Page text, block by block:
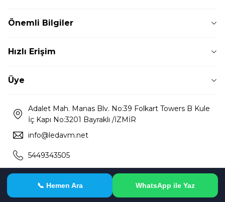
📞 Hemen Ara WhatsApp ile Yaz
Önemli Bilgiler
Hızlı Erişim
Üye
Adalet Mah. Manas Blv. No:39 Folkart Towers B Kule
İç Kapı No:3201 Bayraklı /İZMİR
info@ledavm.net
5449343505